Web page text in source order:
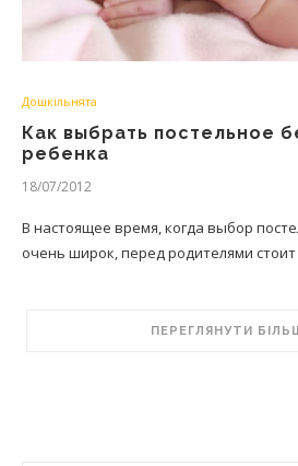
Дошкільнята
Как выбрать постельное
ребенка
18/07/2012
В настоящее время, когда выбор
очень широк, перед родителями
ПЕРЕГЛЯНУТИ